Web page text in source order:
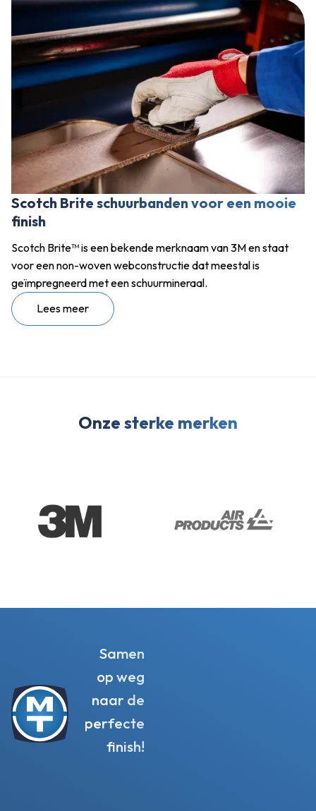
Scotch Brite schuurbanden voor een mooie
finish
Scotch Brite™ is een bekende merknaam van 3M en staat
voor een non-woven webconstructie dat meestal is
geïmpregneerd met een schuurmineraal.
Lees meer
Onze sterke merken
Samen
op weg
naar de
perfecte
finish!